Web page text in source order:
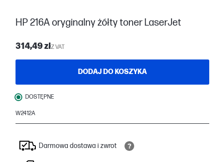
HP 216A oryginalny żółty toner LaserJet
314,49 złZ VAT
DODAJ DO KOSZYKA
DOSTĘPNE
W2412A
Darmowa dostawa i zwrot